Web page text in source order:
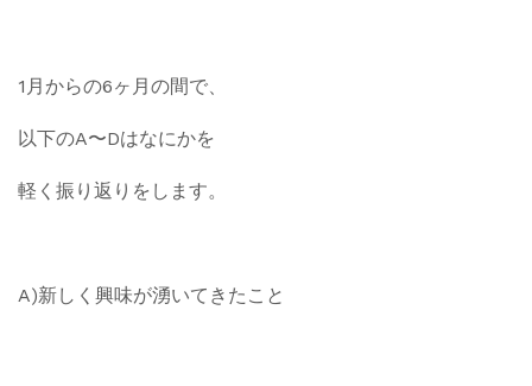
1月からの6ヶ月の間で、
以下のA〜Dはなにかを
軽く振り返りをします。
A)新しく興味が湧いてきたこと